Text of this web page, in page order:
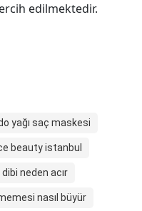
edilmektedir.
yağı saç maskesi
beauty istanbul
neden acır
nasıl büyür